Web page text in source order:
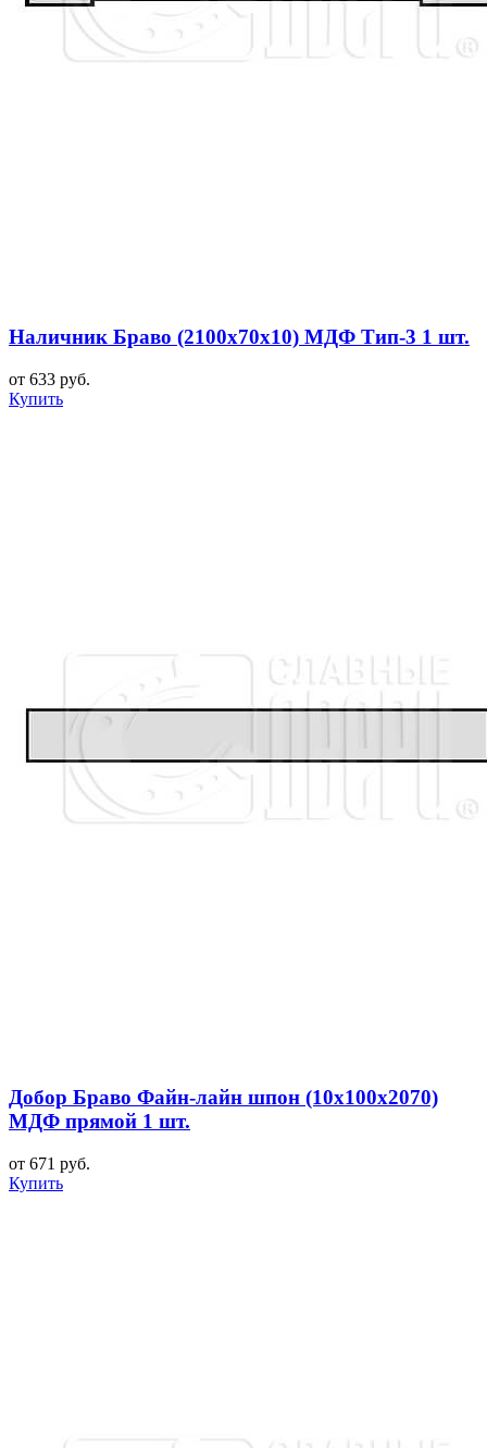
Наличник Браво (2100x70x10) МДФ Тип-3 1 шт.
от 633 руб.
Купить
Добор Браво Файн-лайн шпон (10х100х2070)
МДФ прямой 1 шт.
от 671 руб.
Купить